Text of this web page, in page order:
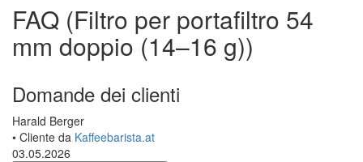
FAQ (Filtro per portafiltro 54
mm doppio (14–16 g))
Domande dei clienti
Harald Berger
• Cliente da Kaffeebarista.at
03.05.2026